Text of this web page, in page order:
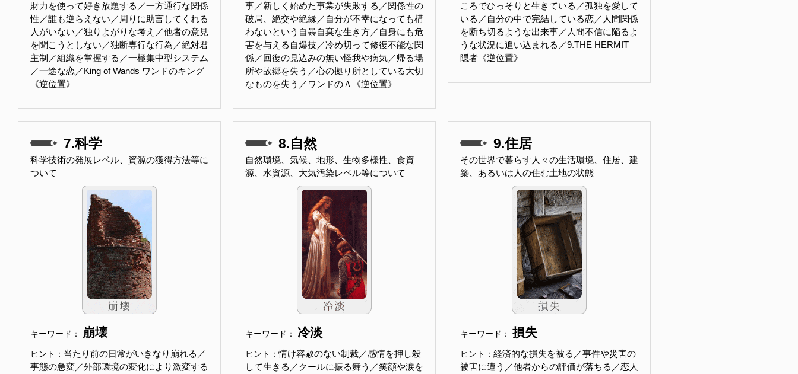
財力を使って好き放題する／一方通行な関係
性／誰も逆らえない／周りに助言してくれる
人がいない／独りよがりな考え／他者の意見
を聞こうとしない／独断専行な行為／絶対君
主制／組織を掌握する／一極集中型システム
／一途な恋／King of Wands ワンドのキング
《逆位置》
事／新しく始めた事業が失敗する／関係性の
破局、絶交や絶縁／自分が不幸になっても構
わないという自暴自棄な生き方／自身にも危
害を与える自爆技／冷め切って修復不能な関
係／回復の見込みの無い怪我や病気／帰る場
所や故郷を失う／心の拠り所としている大切
なものを失う／ワンドのＡ《逆位置》
ころでひっそりと生きている／孤独を愛して
いる／自分の中で完結している恋／人間関係
を断ち切るような出来事／人間不信に陥るよ
うな状況に追い込まれる／9.THE HERMIT
隠者《逆位置》
7.科学
科学技術の発展レベル、資源の獲得方法等に
ついて
キーワード： 崩壊
ヒント： 当たり前の日常がいきなり崩れる／
事態の急変／外部環境の変化により激変する
8.自然
自然環境、気候、地形、生物多様性、食資
源、水資源、大気汚染レベル等について
キーワード： 冷淡
ヒント：情け容赦のない制裁／感情を押し殺
して生きる／クールに振る舞う／笑顔や涙を
9.住居
その世界で暮らす人々の生活環境、住居、建
築、あるいは人の住む土地の状態
キーワード： 損失
ヒント： 経済的な損失を被る／事件や災害の
被害に遭う／他者からの評価が落ちる／恋人